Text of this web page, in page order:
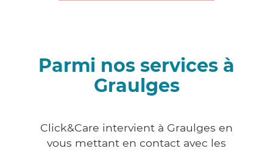
Parmi nos services à
Graulges
Click&Care intervient à Graulges en
vous mettant en contact avec les